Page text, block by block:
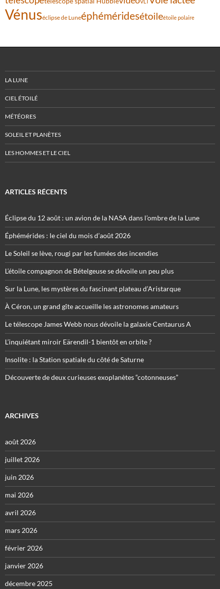
VLT
Vénuséclipse de Luneéphéméridesétoileétoile polaire
LA LUNE
CIEL ÉTOILÉ
MÉTÉORES
SOLEIL ET PLANÈTES
LES HOMMES ET LE CIEL
ARTICLES RÉCENTS
Éclipse du 12 août : un avion de la NASA dans l’ombre de la Lune
Éphémérides : le ciel du mois d’août 2026
Le Soleil se lève, rougi par les fumées des incendies
L’étoile compagnon de Bételgeuse se dévoile un peu plus
Sur la Lune, les mystères du fascinant plateau d’Aristarque
À Céron, un grand gîte accueille les astronomes amateurs
Le télescope James Webb nous dévoile la galaxie Centaurus A
L’inquiétant miroir Eärendil-1 bientôt en orbite ?
Insolite : la Station spatiale du côté de Saturne
Découverte de deux curieuses exoplanètes “cotonneuses”
ARCHIVES
août 2026
juillet 2026
juin 2026
mai 2026
avril 2026
mars 2026
février 2026
janvier 2026
décembre 2025